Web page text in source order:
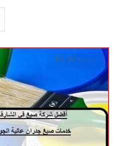
$10.00
$5.00